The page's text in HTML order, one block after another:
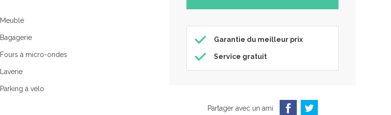
Meublé
Bagagerie
Fours à micro-ondes
Laverie
Parking à vélo
Garantie du meilleur prix
Service gratuit
Partager avec un ami